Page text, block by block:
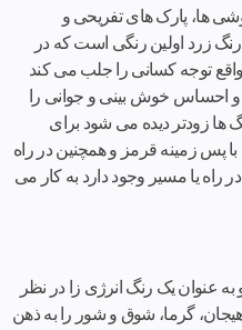
ها، پارک های تفریحی و
زرد اولین رنگی است که در
توجه کسانی را جلب می کند
و احساس خوش بینی و جوانی را
ها زودتر دیده می شود برای
پس زمینه قرمز و همچنین در راه
راه یا مسیر وجود دارد به کار می
عنوان یک رنگ انرژی زا در نظر
گرما، شوق و شور را به ذهن